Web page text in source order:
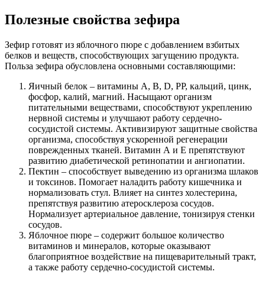
Полезные свойства зефира
Зефир готовят из яблочного пюре с добавлением взбитых
белков и веществ, способствующих загущению продукта.
Польза зефира обусловлена основными составляющими:
Яичный белок – витамины А, В, D, РР, кальций, цинк,
фосфор, калий, магний. Насыщают организм
питательными веществами, способствуют укреплению
нервной системы и улучшают работу сердечно-
сосудистой системы. Активизируют защитные свойства
организма, способствуя ускоренной регенерации
поврежденных тканей. Витамин А и Е препятствуют
развитию диабетической ретинопатии и ангиопатии.
Пектин – способствует выведению из организма шлаков
и токсинов. Помогает наладить работу кишечника и
нормализовать стул. Влияет на синтез холестерина,
препятствуя развитию атеросклероза сосудов.
Нормализует артериальное давление, тонизируя стенки
сосудов.
Яблочное пюре – содержит большое количество
витаминов и минералов, которые оказывают
благоприятное воздействие на пищеварительный тракт,
а также работу сердечно-сосудистой системы.